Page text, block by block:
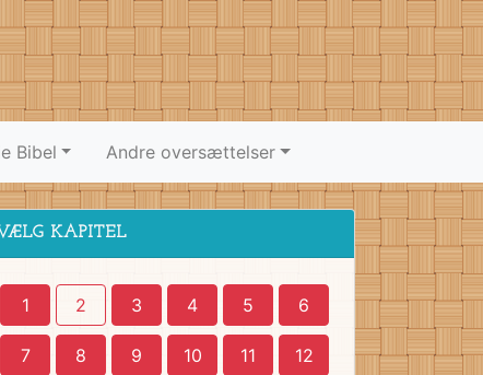
Bibel Andre oversættelser
KAPITEL
1 2 3 4 5 6
7 8 9 10 11 12